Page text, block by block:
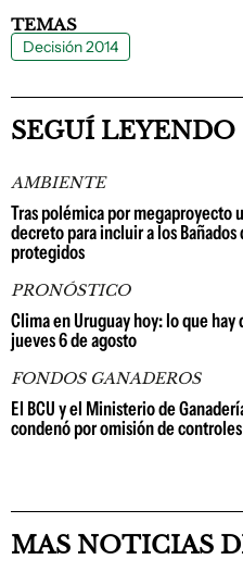
TEMAS
Decisión 2014
SEGUÍ LEYENDO
AMBIENTE
Tras polémica por
decreto para incluir a los
protegidos
PRONÓSTICO
Clima en Uruguay hoy: lo que
jueves 6 de agosto
FONDOS GANADEROS
El BCU y el Ministerio de
condenó por omisión de
MAS NOTICIAS